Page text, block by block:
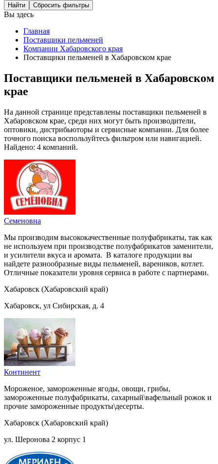
Сбросить фильтры
Вы здесь
Главная
Поставщики пельменей
Компании Хабаровского края
Поставщики пельменей в Хабаровском крае
Поставщики пельменей в Хабаровском
крае
На данной странице представлены поставщики пельменей в
Хабаровском крае, среди них могут быть производители,
оптовики, дистрибьюторы и сервисные компании. Для более
точного поиска воспользуйтесь фильтром или навигацией.
Найдено: 4 компаний.
Семеновна
Мы производим высококачественные полуфабрикаты, так как
не используем при производстве полуфабрикатов заменители,
и усилители вкуса и аромата. В каталоге продукции вы
найдете разнообразные виды пельменей, вареников, котлет.
Отличные показатели уровня сервиса в работе с партнерами.
Хабаровск (Хабаровский край)
Хабаровск, ул Сибирская, д. 4
Континент
Мороженое, замороженные ягоды, овощи, грибы,
замороженные полуфабрикаты, сахарный\вафельный рожок и
прочие замороженные продукты\десерты.
Хабаровск (Хабаровский край)
ул. Шеронова 2 корпус 1